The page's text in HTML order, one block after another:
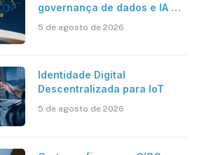
governança de dados e IA no
5 de agosto de 2026
Identidade Digital
Descentralizada para IoT
5 de agosto de 2026